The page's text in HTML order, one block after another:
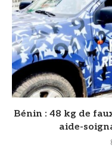
Bénin : 48 kg de
aide-